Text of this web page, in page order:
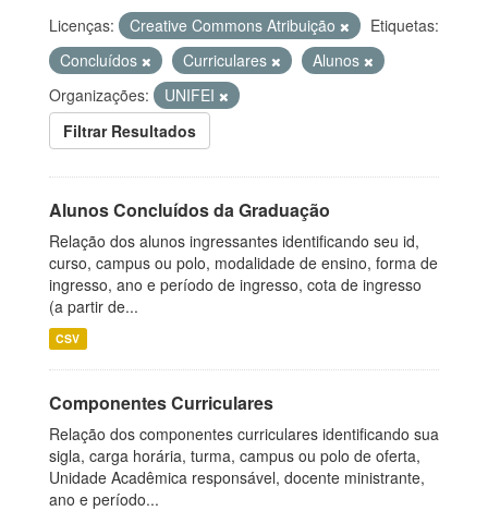
Licenças: Creative Commons Atribuição
Etiquetas:
Concluídos
Curriculares
Alunos
Organizações:
UNIFEI
Filtrar Resultados
Alunos Concluídos da Graduação
Relação dos alunos ingressantes identificando seu id,
curso, campus ou polo, modalidade de ensino, forma de
ingresso, ano e período de ingresso, cota de ingresso
(a partir de...
CSV
Componentes Curriculares
Relação dos componentes curriculares identificando sua
sigla, carga horária, turma, campus ou polo de oferta,
Unidade Acadêmica responsável, docente ministrante,
ano e período...